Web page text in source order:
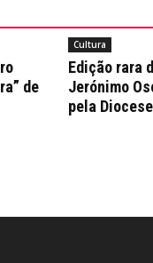
de
Cultura
Edição rara
Jerónimo
pela